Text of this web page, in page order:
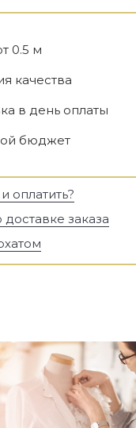
0.5 м
качества
в день оплаты
бюджет
оплатить?
заказа